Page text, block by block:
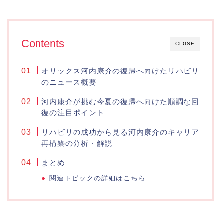
CLOSE
Contents
オリックス河内康介の復帰へ向けたリハビリ
のニュース概要
河内康介が挑む今夏の復帰へ向けた順調な回
復の注目ポイント
リハビリの成功から見る河内康介のキャリア
再構築の分析・解説
まとめ
関連トピックの詳細はこちら